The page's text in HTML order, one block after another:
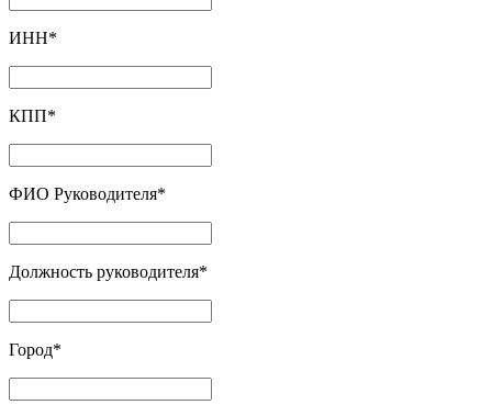
ИНН*
КПП*
ФИО Руководителя*
Должность руководителя*
Город*